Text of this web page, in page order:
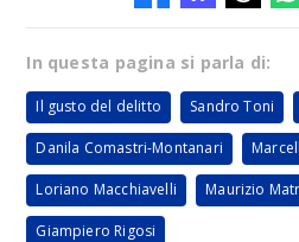
In questa pagina si parla di:
Il gusto del delitto Sandro Toni
Danila Comastri-Montanari
Loriano Macchiavelli Maurizio
Giampiero Rigosi